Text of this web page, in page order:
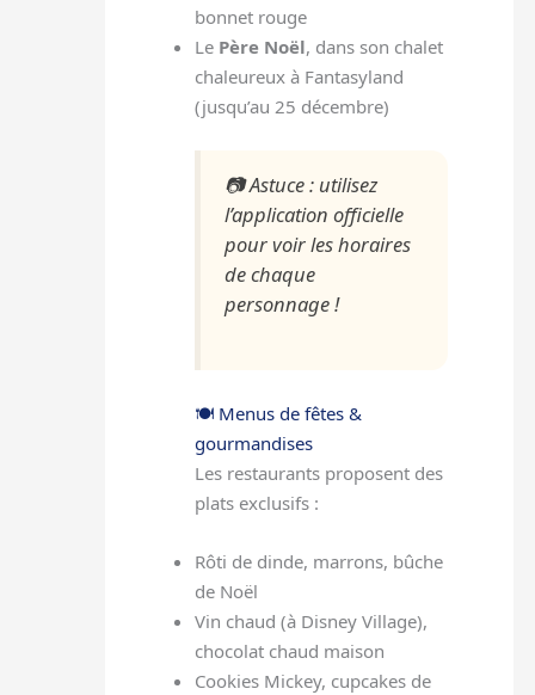
bonnet rouge
Le Père Noël, dans son chalet
chaleureux à Fantasyland
(jusqu’au 25 décembre)
📷Astuce : utilisez
l’application officielle
pour voir les horaires
de chaque
personnage !
🍽️ Menus de fêtes &
gourmandises
Les restaurants proposent des
plats exclusifs :
Rôti de dinde, marrons, bûche
de Noël
Vin chaud (à Disney Village),
chocolat chaud maison
Cookies Mickey, cupcakes de